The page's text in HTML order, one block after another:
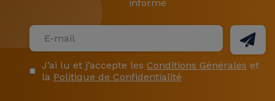
informé
J’ai lu et j’accepte les Conditions Générales et
la Politique de Confidentialité